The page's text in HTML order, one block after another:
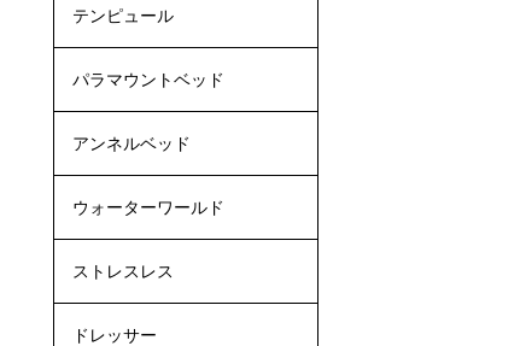
テンピュール
パラマウントベッド
アンネルベッド
ウォーターワールド
ストレスレス
ドレッサー